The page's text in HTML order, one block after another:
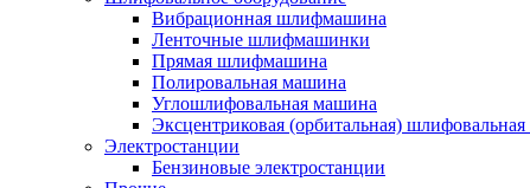
Вибрационная шлифмашина
Ленточные шлифмашинки
Прямая шлифмашина
Полировальная машина
Углошлифовальная машина
Эксцентриковая (орбитальная)
Электростанции
Бензиновые электростанции